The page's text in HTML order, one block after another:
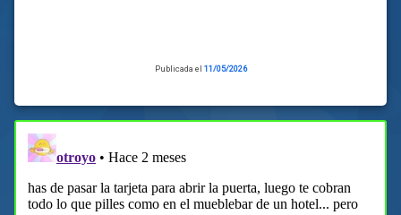
Publicada el 11/05/2026